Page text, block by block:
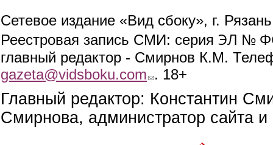
Сетевое издание «Вид сбоку», г.
Реестровая запись СМИ: серия ЭЛ №
главный редактор - Смирнов К.М.
gazeta@vidsboku.com (link sends e-mail)
. 18+
Главный редактор: Константин
Смирнова, администратор сайта